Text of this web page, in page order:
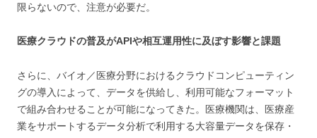
限らないので、注意が必要だ。
医療クラウドの普及がAPIや相互運用性に及ぼす影響と課題
さらに、バイオ／医療分野におけるクラウドコンピューティン
グの導入によって、データを供給し、利用可能なフォーマット
で組み合わせることが可能になってきた。医療機関は、医療産
業をサポートするデータ分析で利用する大容量データを保存・